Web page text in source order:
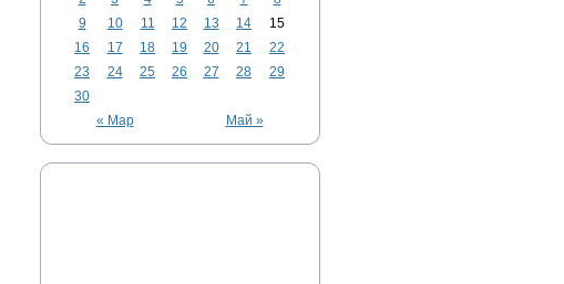
« Мар Май »
9
10 11 12 13 14
15
16
17 18 19 20 21
22
23
24 25 26 27 28
29
30